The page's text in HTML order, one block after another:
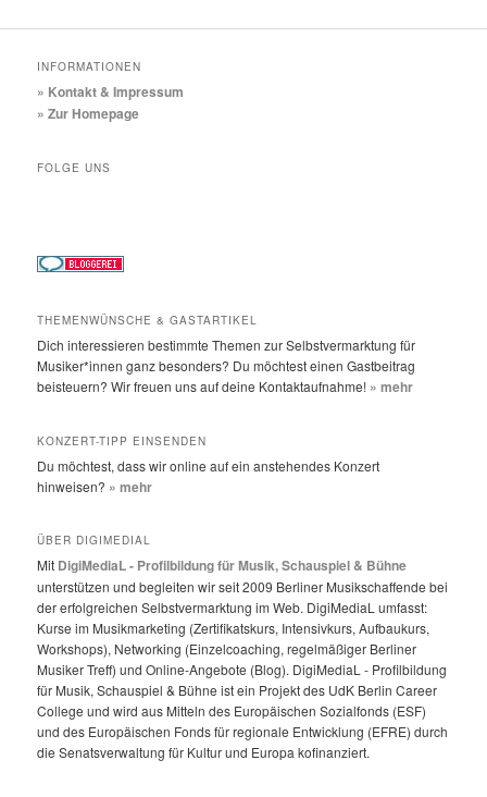
INFORMATIONEN
» Kontakt & Impressum
» Zur Homepage
FOLGE UNS
THEMENWÜNSCHE & GASTARTIKEL
Dich interessieren bestimmte Themen zur Selbstvermarktung für
Musiker*innen ganz besonders? Du möchtest einen Gastbeitrag
beisteuern? Wir freuen uns auf deine Kontaktaufnahme! » mehr
KONZERT-TIPP EINSENDEN
Du möchtest, dass wir online auf ein anstehendes Konzert
hinweisen? » mehr
ÜBER DIGIMEDIAL
Mit DigiMediaL - Profilbildung für Musik, Schauspiel & Bühne
unterstützen und begleiten wir seit 2009 Berliner Musikschaffende bei
der erfolgreichen Selbstvermarktung im Web. DigiMediaL umfasst:
Kurse im Musikmarketing (Zertifikatskurs, Intensivkurs, Aufbaukurs,
Workshops), Networking (Einzelcoaching, regelmäßiger Berliner
Musiker Treff) und Online-Angebote (Blog). DigiMediaL - Profilbildung
für Musik, Schauspiel & Bühne ist ein Projekt des UdK Berlin Career
College und wird aus Mitteln des Europäischen Sozialfonds (ESF)
und des Europäischen Fonds für regionale Entwicklung (EFRE) durch
die Senatsverwaltung für Kultur und Europa kofinanziert.